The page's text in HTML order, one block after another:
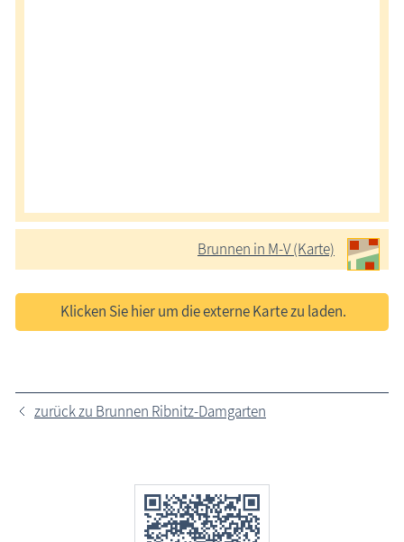
Brunnen in M-V (Karte)
Klicken Sie hier um die externe Karte zu laden.
zurück zu Brunnen Ribnitz-Damgarten